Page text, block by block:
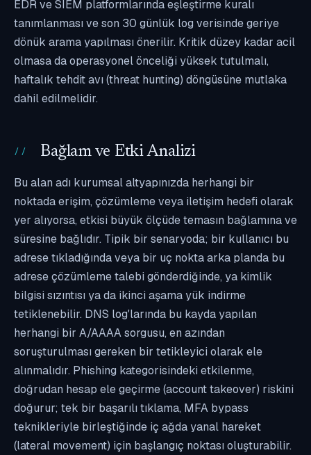
EDR ve SIEM platformlarında eşleştirme kuralı
tanımlanması ve son 30 günlük log verisinde geriye
dönük arama yapılması önerilir. Kritik düzey kadar acil
olmasa da operasyonel önceliği yüksek tutulmalı,
haftalık tehdit avı (threat hunting) döngüsüne mutlaka
dahil edilmelidir.
Bağlam ve Etki Analizi
Bu alan adı kurumsal altyapınızda herhangi bir
noktada erişim, çözümleme veya iletişim hedefi olarak
yer alıyorsa, etkisi büyük ölçüde temasın bağlamına ve
süresine bağlıdır. Tipik bir senaryoda; bir kullanıcı bu
adrese tıkladığında veya bir uç nokta arka planda bu
adrese çözümleme talebi gönderdiğinde, ya kimlik
bilgisi sızıntısı ya da ikinci aşama yük indirme
tetiklenebilir. DNS log'larında bu kayda yapılan
herhangi bir A/AAAA sorgusu, en azından
soruşturulması gereken bir tetikleyici olarak ele
alınmalıdır. Phishing kategorisindeki etkilenme,
doğrudan hesap ele geçirme (account takeover) riskini
doğurur; tek bir başarılı tıklama, MFA bypass
teknikleriyle birleştiğinde iç ağda yanal hareket
(lateral movement) için başlangıç noktası oluşturabilir.